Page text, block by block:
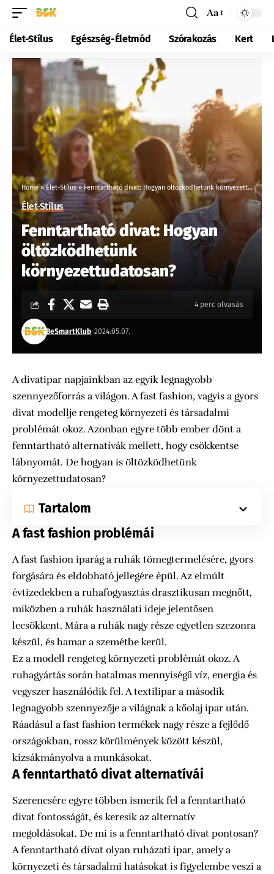
Aa
Élet-Stílus Egészség-Életmód Szórakozás Kert
Home»Élet-Stílus»Fenntartható divat: Hogyan öltözködhetünk környezettudatosan?
Élet-Stílus
Fenntartható divat: Hogyan
öltözködhetünk
környezettudatosan?
BeSmartKlub 2024.05.07.
4 perc olvasás
A divatipar napjainkban az egyik legnagyobb
szennyezőforrás a világon. A fast fashion, vagyis a gyors
divat modellje rengeteg környezeti és társadalmi
problémát okoz. Azonban egyre több ember dönt a
fenntartható alternatívák mellett, hogy csökkentse
lábnyomát. De hogyan is öltözködhetünk
környezettudatosan?
Tartalom
A fast fashion problémái
A fast fashion iparág a ruhák tömegtermelésére, gyors
forgására és eldobható jellegére épül. Az elmúlt
évtizedekben a ruhafogyasztás drasztikusan megnőtt,
miközben a ruhák használati ideje jelentősen
lecsökkent. Mára a ruhák nagy része egyetlen szezonra
készül, és hamar a szemétbe kerül.
Ez a modell rengeteg környezeti problémát okoz. A
ruhagyártás során hatalmas mennyiségű víz, energia és
vegyszer használódik fel. A textilipar a második
legnagyobb szennyezője a világnak a kőolaj ipar után.
Ráadásul a fast fashion termékek nagy része a fejlődő
országokban, rossz körülmények között készül,
kizsákmányolva a munkásokat.
A fenntartható divat alternatívái
Szerencsére egyre többen ismerik fel a fenntartható
divat fontosságát, és keresik az alternatív
megoldásokat. De mi is a fenntartható divat pontosan?
A fenntartható divat olyan ruházati ipar, amely a
környezeti és társadalmi hatásokat is figyelembe veszi a